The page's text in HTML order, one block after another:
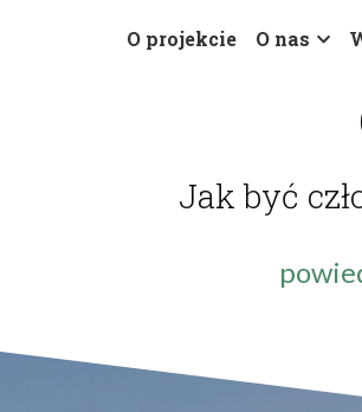
O projekcie O nas
Jak być